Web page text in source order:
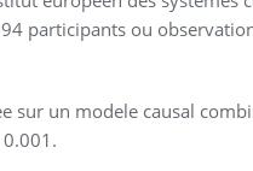
participants ou
sur un modele causal